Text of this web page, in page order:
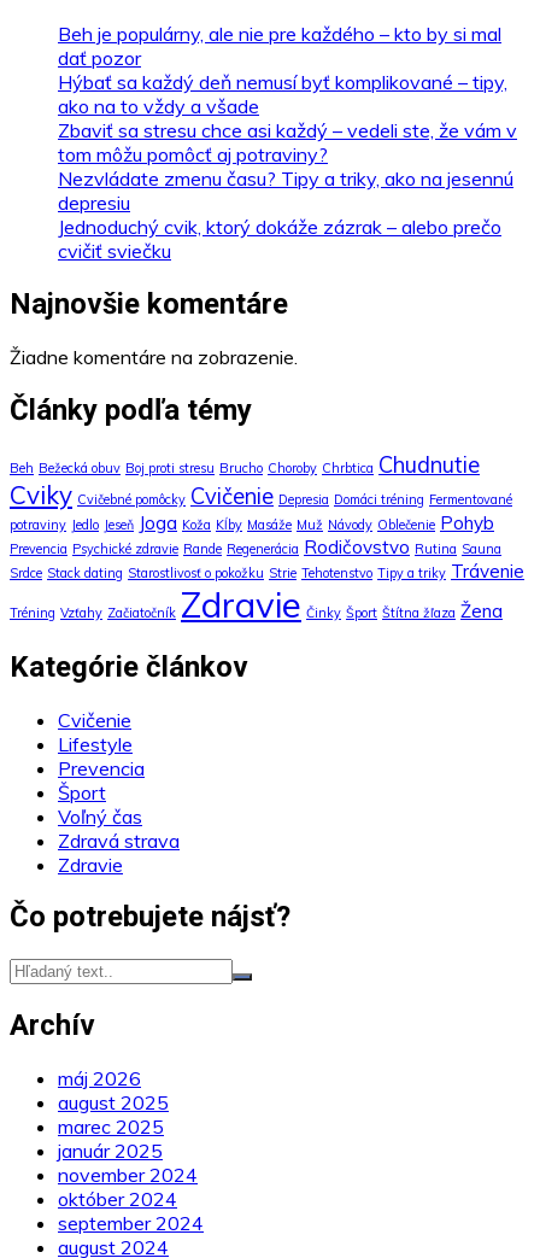
Beh je populárny, ale nie pre každého – kto by si mal
dať pozor
Hýbať sa každý deň nemusí byť komplikované – tipy,
ako na to vždy a všade
Zbaviť sa stresu chce asi každý – vedeli ste, že vám v
tom môžu pomôcť aj potraviny?
Nezvládate zmenu času? Tipy a triky, ako na jesennú
depresiu
Jednoduchý cvik, ktorý dokáže zázrak – alebo prečo
cvičiť sviečku
Najnovšie komentáre
Žiadne komentáre na zobrazenie.
Články podľa témy
Beh Bežecká obuv Boj proti stresu Brucho Choroby Chrbtica Chudnutie
Cviky Cvičebné pomôcky Cvičenie Depresia Domáci tréning Fermentované
potraviny Jedlo Jeseň Joga Koža Kĺby Masáže Muž Návody Oblečenie Pohyb
Prevencia Psychické zdravie Rande Regenerácia Rodičovstvo Rutina Sauna
Srdce Stack dating Starostlivosť o pokožku Strie Tehotenstvo Tipy a triky Trávenie
Tréning Vzťahy Začiatočník Zdravie Činky Šport Štítna žľaza Žena
Kategórie článkov
Cvičenie
Lifestyle
Prevencia
Šport
Voľný čas
Zdravá strava
Zdravie
Čo potrebujete nájsť?
Archív
máj 2026
august 2025
marec 2025
január 2025
november 2024
október 2024
september 2024
august 2024